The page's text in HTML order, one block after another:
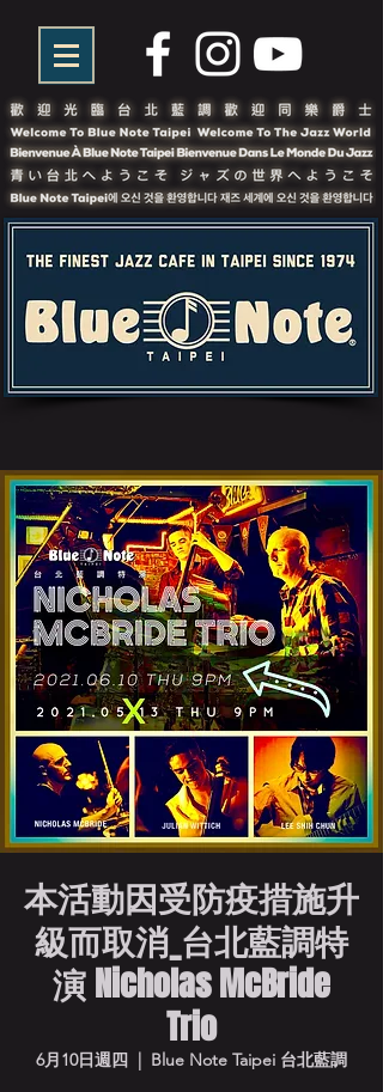
本活動因受防疫措施升
級而取消_台北藍調特
演 Nicholas McBride
Trio
6月10日週四
  |
Blue Note Taipei 台北藍調